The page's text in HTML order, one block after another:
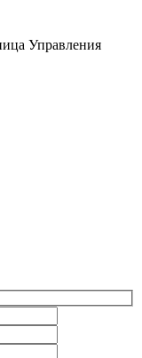
Управления